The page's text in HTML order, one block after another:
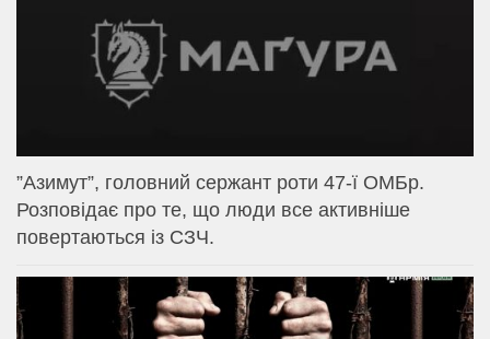
⁨”Азимут”, головний сержант роти 47-ї ОМБр.
Розповідає про те, що люди все активніше
повертаються із СЗЧ.